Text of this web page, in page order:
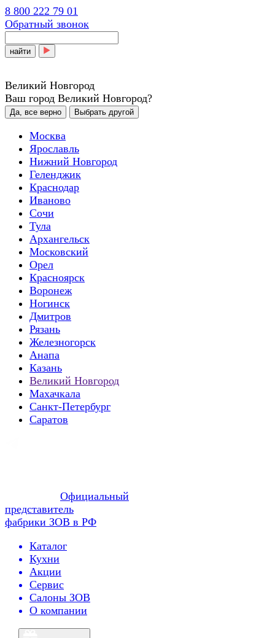
8 800 222 79 01
Обратный звонок
найти
Великий Новгород
Ваш город Великий Новгород?
Да, все верно Выбрать другой
Москва
Ярославль
Нижний Новгород
Геленджик
Краснодар
Иваново
Сочи
Тула
Архангельск
Московский
Орел
Красноярск
Воронеж
Ногинск
Дмитров
Рязань
Железногорск
Анапа
Казань
Великий Новгород
Махачкала
Санкт-Петербург
Саратов
Официальный
представитель
фабрики ЗОВ в РФ
Каталог
Кухни
Акции
Сервис
Салоны ЗОВ
О компании